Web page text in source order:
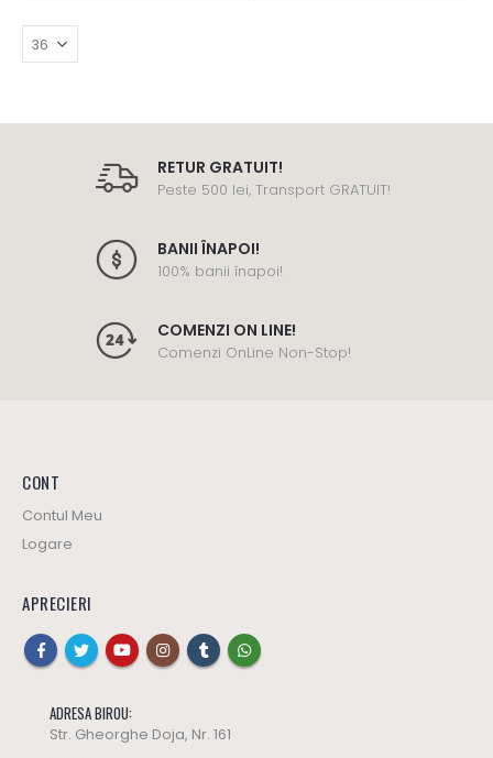
RETUR GRATUIT!
Peste 500 lei, Transport GRATUIT!
BANII ÎNAPOI!
100% banii înapoi!
COMENZI ON LINE!
Comenzi OnLine Non-Stop!
CONT
Contul Meu
Logare
APRECIERI
ADRESA BIROU:
Str. Gheorghe Doja, Nr. 161